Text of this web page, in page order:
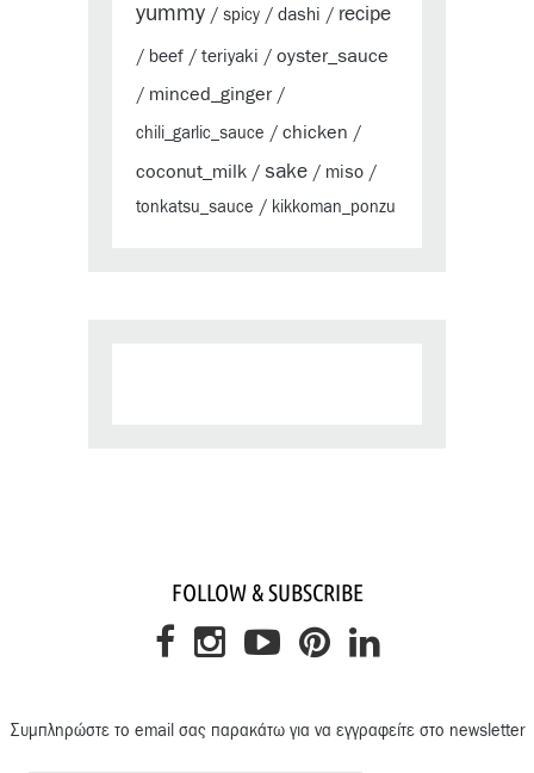
yummy / spicy / dashi / recipe
/ beef / teriyaki / oyster_sauce
/ minced_ginger/
chili_garlic_sauce / chicken /
coconut_milk / sake / miso /
tonkatsu_sauce / kikkoman_ponzu
FOLLOW & SUBSCRIBE
Συμπληρώστε το email σας παρακάτω για να εγγραφείτε στο newsletter